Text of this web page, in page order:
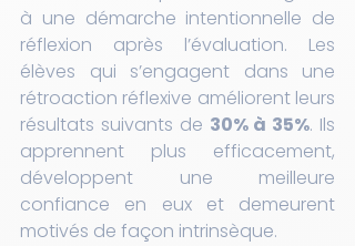
à une démarche intentionnelle de
réflexion après l’évaluation. Les
élèves qui s’engagent dans une
rétroaction réflexive améliorent leurs
résultats suivants de 30% à 35%. Ils
apprennent plus efficacement,
développent une meilleure
confiance en eux et demeurent
motivés de façon intrinsèque.